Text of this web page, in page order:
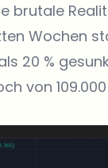
brutale
Wochen
20 %
von